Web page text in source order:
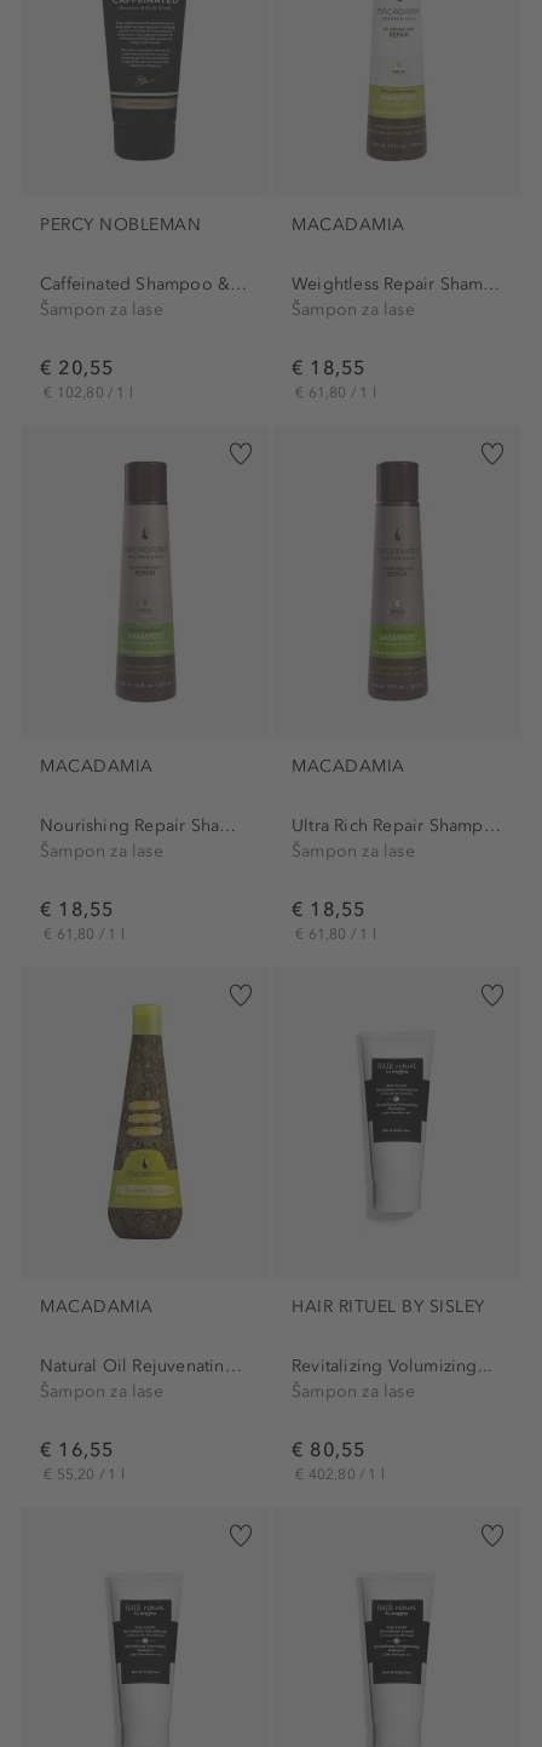
PERCY NOBLEMAN
Caffeinated Shampoo & Body...
Šampon za lase
€ 20,55
€ 102,80 / 1 l
MACADAMIA
Weightless Repair Shampoo
Šampon za lase
€ 18,55
€ 61,80 / 1 l
MACADAMIA
Nourishing Repair Shampoo
Šampon za lase
€ 18,55
€ 61,80 / 1 l
MACADAMIA
Ultra Rich Repair Shampoo
Šampon za lase
€ 18,55
€ 61,80 / 1 l
MACADAMIA
Natural Oil Rejuvenating...
Šampon za lase
€ 16,55
€ 55,20 / 1 l
HAIR RITUEL BY SISLEY
Revitalizing Volumizing...
Šampon za lase
€ 80,55
€ 402,80 / 1 l